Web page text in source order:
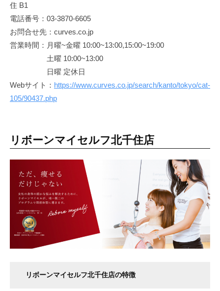
住 B1
電話番号：03-3870-6605
お問合せ先：curves.co.jp
営業時間：月曜~金曜 10:00~13:00,15:00~19:00
土曜 10:00~13:00
日曜 定休日
Webサイト： https://www.curves.co.jp/search/kanto/tokyo/cat-
105/90437.php
リボーンマイセルフ北千住店
リボーンマイセルフ北千住店の特徴